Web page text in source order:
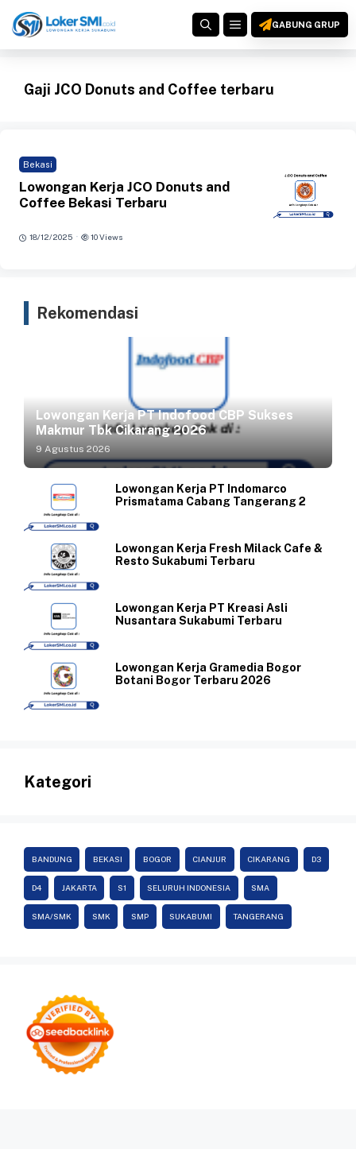
ke
MENUGABUNG GRUP
Gaji JCO Donuts and Coffee terbaru
Bekasi
Lowongan Kerja JCO Donuts and
Coffee Bekasi Terbaru
18/12/2025 · 10 Views
Rekomendasi
Lowongan Kerja PT Indofood CBP Sukses
Makmur Tbk Cikarang 2026
9 Agustus 2026
Lowongan Kerja PT Indomarco
Prismatama Cabang Tangerang 2
Lowongan Kerja Fresh Milack Cafe &
Resto Sukabumi Terbaru
Lowongan Kerja PT Kreasi Asli
Nusantara Sukabumi Terbaru
Lowongan Kerja Gramedia Bogor
Botani Bogor Terbaru 2026
Kategori
BANDUNG BEKASI BOGOR CIANJUR CIKARANG D3
D4 JAKARTA S1 SELURUH INDONESIA SMA
SMA/SMK SMK SMP SUKABUMI TANGERANG